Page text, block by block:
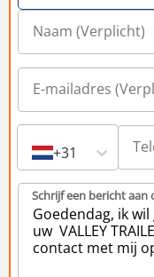
+31
Schrijf een bericht aan